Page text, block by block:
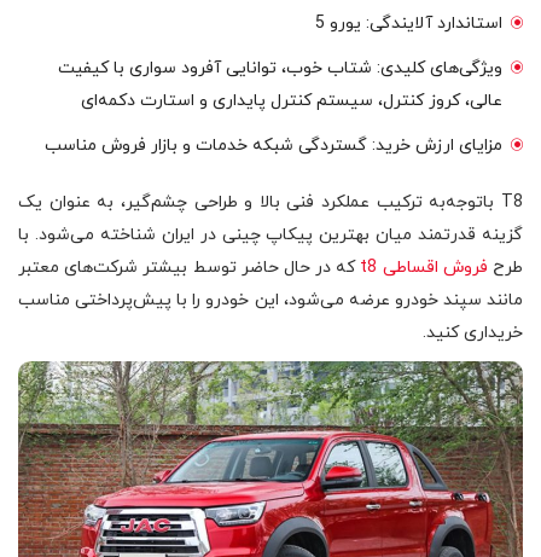
استاندارد آلایندگی: یورو 5
ویژگی‌های کلیدی: شتاب خوب، توانایی آفرود سواری با کیفیت
عالی، کروز کنترل، سیستم کنترل پایداری و استارت دکمه‌ای
مزایای ارزش خرید: گستردگی شبکه خدمات و بازار فروش مناسب
T8 باتوجه‌به ترکیب عملکرد فنی بالا و طراحی چشم‌گیر، به عنوان یک
گزینه قدرتمند میان بهترین پیکاپ چینی در ایران شناخته می‌شود. با
طرح‌ فروش اقساطی t8
که در حال حاضر توسط بیشتر شرکت‌های معتبر
مانند سپند خودرو عرضه می‌شود، این خودرو را با پیش‌پرداختی مناسب
خریداری کنید.